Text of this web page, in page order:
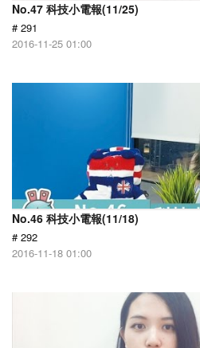
No.47 科技小電報(11/25)
# 291
2016-11-25 01:00
No.46 科技小電報(11/18)
# 292
2016-11-18 01:00